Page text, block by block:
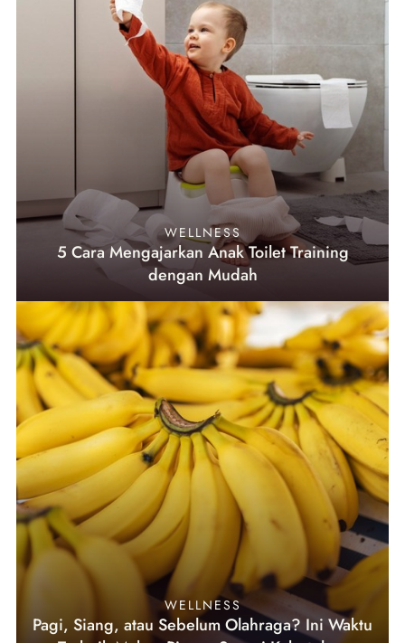
WELLNESS
5 Cara Mengajarkan Anak Toilet Training
dengan Mudah
WELLNESS
Pagi, Siang, atau Sebelum Olahraga? Ini Waktu